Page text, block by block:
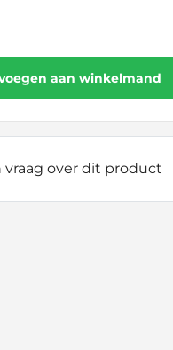
aan winkelmand
vraag over dit product